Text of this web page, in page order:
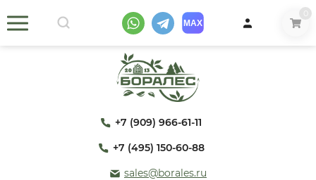
+7 (909) 966-61-11
+7 (495) 150-60-88
sales@borales.ru